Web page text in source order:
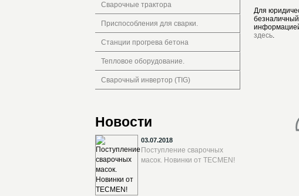
Сварочные трактора
Приспособления для сварки.
Станции прогрева бетона
Тепловое оборудование.
Сварочный инвертор (TIG)
Новости
03.07.2018
Поступление сварочных
масок. Новинки от TECMEN!
Для
здесь.